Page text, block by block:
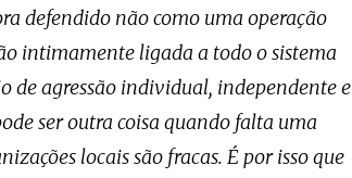
defendido não como uma operação
intimamente ligada a todo o sistema
de agressão individual, independente e
ser outra coisa quando falta uma
locais são fracas. É por isso que